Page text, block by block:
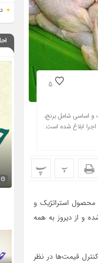
5
تن از شش محصول استراتژیک و اساسی شامل برنج،
ابلاغ شده است.
پ پ
ماه رمضان خبر داد و گفت: ۱۱۴ هزار تن از شش محصول استراتژیک و
و از دیروز به همه
قیمت‌ها در نظر